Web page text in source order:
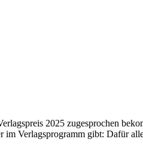
2025 zugesprochen
im Verlagsprogramm gibt: Dafür